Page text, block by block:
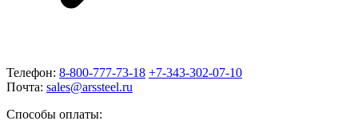
Телефон: 8-800-777-73-18 +7-343-302-07-10
Почта: sales@arssteel.ru
Способы оплаты: